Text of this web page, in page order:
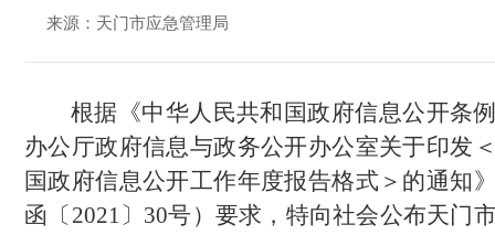
来源：天门市应急管理局
根据《中华人民共和国政府信息公开条
办公厅政府信息与政务公开办公室关于印发
国政府信息公开工作年度报告格式＞的通知
函〔2021〕30号）要求，特向社会公布天门